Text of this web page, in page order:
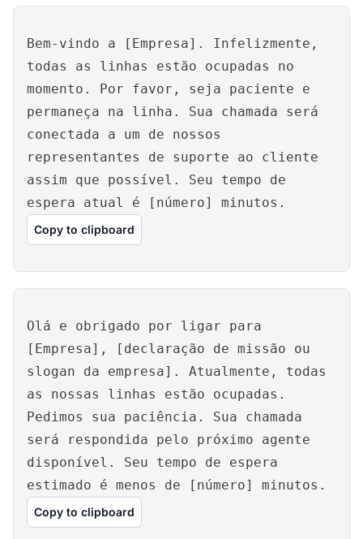
Bem-vindo a [Empresa]. Infelizmente,
todas as linhas estão ocupadas no
momento. Por favor, seja paciente e
permaneça na linha. Sua chamada será
conectada a um de nossos
representantes de suporte ao cliente
assim que possível. Seu tempo de
espera atual é [número] minutos.
Copy to clipboard
Olá e obrigado por ligar para
[Empresa], [declaração de missão ou
slogan da empresa]. Atualmente, todas
as nossas linhas estão ocupadas.
Pedimos sua paciência. Sua chamada
será respondida pelo próximo agente
disponível. Seu tempo de espera
estimado é menos de [número] minutos.
Copy to clipboard